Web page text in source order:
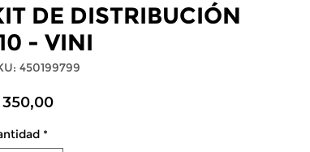
DE DISTRIBUCIÓN
- VINI
450199799
Precio
*